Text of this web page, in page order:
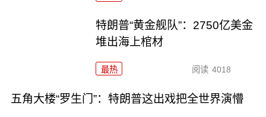
特朗普“黄金舰队”：2750亿美金
堆出海上棺材
最热 阅读 4018
五角大楼“罗生门”：特朗普这出戏把全世界演懵